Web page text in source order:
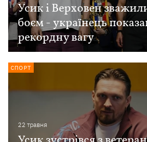
Усик і Верховен
боєм - українець
рекордну вагу
22 травня
СПОРТ